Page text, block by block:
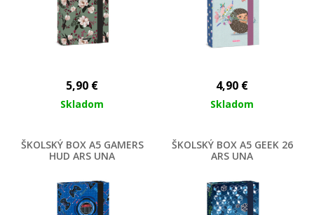
5,90 €
Skladom
4,90 €
Skladom
ŠKOLSKÝ BOX A5 GAMERS
HUD ARS UNA
ŠKOLSKÝ BOX A5 GEEK 26
ARS UNA